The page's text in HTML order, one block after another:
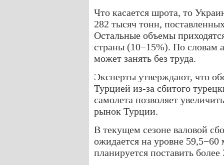
Что касается шрота, то
282 тысяч тонн,
Остальные объемы
страны (10−15%). По словам
может занять без труда.
Эксперты утверждают, что
Турцией из-за сбитого
самолета позволяет
рынок Турции.
В текущем сезоне валовой
ожидается на уровне
планируется поставить